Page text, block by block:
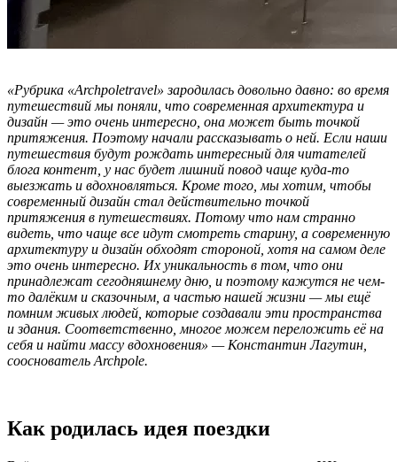
«Рубрика «Archpoletravel» зародилась довольно давно: во время
путешествий мы поняли, что современная архитектура и
дизайн — это очень интересно, она может быть точкой
притяжения. Поэтому начали рассказывать о ней. Если наши
путешествия будут рождать интересный для читателей
блога контент, у нас будет лишний повод чаще куда-то
выезжать и вдохновляться. Кроме того, мы хотим, чтобы
современный дизайн стал действительно точкой
притяжения в путешествиях. Потому что нам странно
видеть, что чаще все идут смотреть старину, а современную
архитектуру и дизайн обходят стороной, хотя на самом деле
это очень интересно. Их уникальность в том, что они
принадлежат сегодняшнему дню, и поэтому кажутся не чем-
то далёким и сказочным, а частью нашей жизни — мы ещё
помним живых людей, которые создавали эти пространства
и здания. Соответственно, многое можем переложить её на
себя и найти массу вдохновения» — Константин Лагутин,
сооснователь Archpole.
Как родилась идея поездки